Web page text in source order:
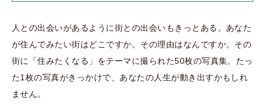
人との出会いがあるように街との出会いもきっとある。あなた
が住んでみたい街はどこですか。その理由はなんですか。その
街に「住みたくなる」をテーマに撮られた50枚の写真集。たっ
た1枚の写真がきっかけで、あなたの人生が動き出すかもしれ
ません。